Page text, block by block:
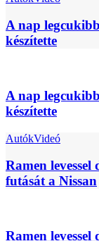
A nap
készítette
A nap
készítette
AutókVideó
Ramen
futását a Nissan
Ramen